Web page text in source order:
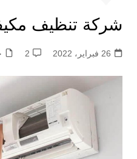
شركة تنظيف
26 فبراير، 2022 2